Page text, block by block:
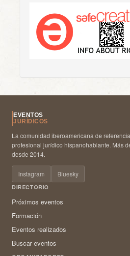
EVENTOS
JURÍDICOS
La comunidad iberoamericana de
profesional jurídico hispanohablante. Más
desde 2014.
Instagram Bluesky
DIRECTORIO
Próximos eventos
Formación
Eventos realizados
Buscar eventos